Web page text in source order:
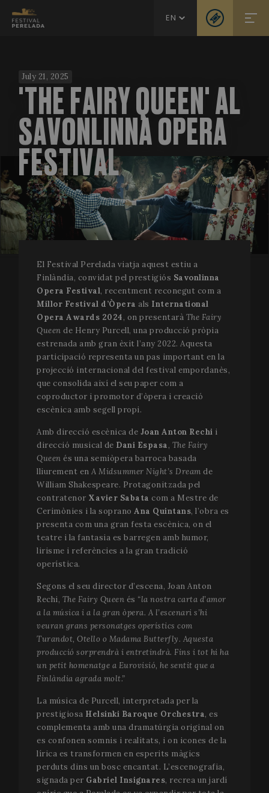
EN
July 21, 2025
'THE FAIRY QUEEN' AL
SAVONLINNA OPERA
FESTIVAL
El Festival Perelada viatja aquest estiu a
Finlàndia, convidat pel prestigiós Savonlinna
Opera Festival, recentment reconegut com a
Millor Festival d’Òpera als International
Opera Awards 2024, on presentarà The Fairy
Queen de Henry Purcell, una producció pròpia
estrenada amb gran èxit l’any 2022. Aquesta
participació representa un pas important en la
projecció internacional del festival empordanès,
que consolida així el seu paper com a
coproductor i promotor d’òpera i creació
escènica amb segell propi.
Amb direcció escènica de Joan Anton Rechi i
direcció musical de Dani Espasa, The Fairy
Queen és una semiòpera barroca basada
lliurement en A Midsummer Night’s Dream de
William Shakespeare. Protagonitzada pel
contratenor Xavier Sabata com a Mestre de
Cerimònies i la soprano Ana Quintans, l’obra es
presenta com una gran festa escènica, on el
teatre i la fantasia es barregen amb humor,
lirisme i referències a la gran tradició
operística.
Segons el seu director d’escena, Joan Anton
Rechi, The Fairy Queen és “la nostra carta d’amor
a la música i a la gran òpera. A l’escenari s’hi
veuran grans personatges operístics com
Turandot, Otello o Madama Butterfly. Aquesta
producció sorprendrà i entretindrà. Fins i tot hi ha
un petit homenatge a Eurovisió, he sentit que a
Finlàndia agrada molt.”
La música de Purcell, interpretada per la
prestigiosa Helsinki Baroque Orchestra, es
complementa amb una dramatúrgia original on
es confonen somnis i realitats, i on icones de la
lírica es transformen en esperits màgics
perduts dins un bosc encantat. L’escenografia,
signada per Gabriel Insignares, recrea un jardí